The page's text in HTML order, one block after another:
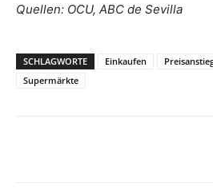
Quellen: OCU, ABC de Sevilla
SCHLAGWORTE Einkaufen
Supermärkte